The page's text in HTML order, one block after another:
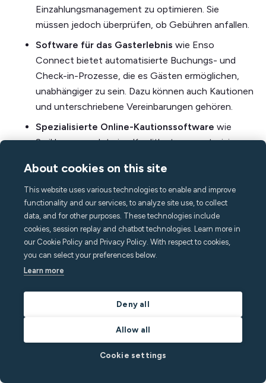
Einzahlungsmanagement zu optimieren. Sie
müssen jedoch überprüfen, ob Gebühren anfallen.
Software für das Gasterlebnis wie Enso
Connect bietet automatisierte Buchungs- und
Check-in-Prozesse, die es Gästen ermöglichen,
unabhängiger zu sein. Dazu können auch Kautionen
und unterschriebene Vereinbarungen gehören.
Spezialisierte Online-Kautionssoftware wie
Swikly verwendet eine Kreditkartenvorautorisierung
Einzahlungen schnell und einfach zu organisieren.
Zusätzlicher Schutz durch
Fernüberwachung und
Automatisierung
Sicherheitseinlagen bieten Ihrem Unternehmen einen
vollständige Lösung, und Ihre Immobilien und deren
Inhalte sind immer noch anfällig für riskantes Verhalten.
About cookies on this site
This website uses various technologies to enable and improve
functionality and our services, to analyze site use, to collect
data, and for other purposes. These technologies include
cookies, session replay and chatbot technologies. Learn more in
our Cookie Policy and Privacy Policy. With respect to cookies,
you can select your preferences below.
Learn more
Deny all
Allow all
Cookie settings